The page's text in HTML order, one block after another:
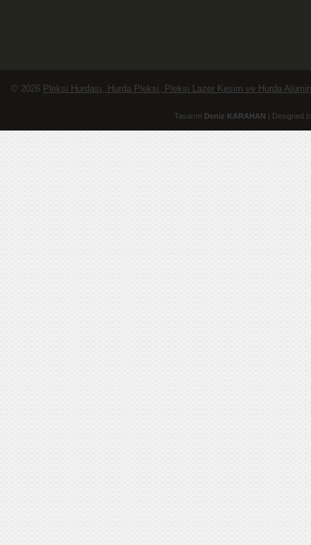
© 2026 Pleksi Hurdası, Hurda Pleksi, Pleksi Lazer Kesim ve Hurda
Tasarım Deniz KARAHAN | Designed